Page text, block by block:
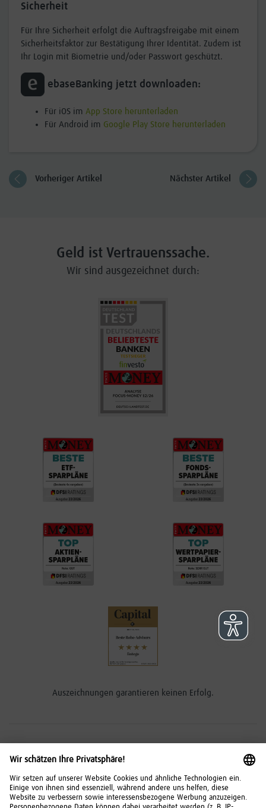
Sicherheit
Für Ihre Sicherheit erfolgt die Auftragsfreigabe mit einem
Sicherheitsfaktor zur Bestätigung Ihrer Identität. Zudem ist
Ihr Login mit Biometrie und/oder Passwort geschützt.
ebaseBanking jetzt downloaden:
Für iOS im App Store herunterladen
Für Android im Google Play Store herunterladen
Vorheriger Artikel Nächster Artikel
Geld ist Vertrauenssache.
Wir sind ausgezeichnet durch:
Auszeichnungen garantieren keinen Erfolg.
Risikohinweise
Investitionen in Wertpapiere, Tages- und Festgeld
unterliegen bestimmten Risiken. Diese können